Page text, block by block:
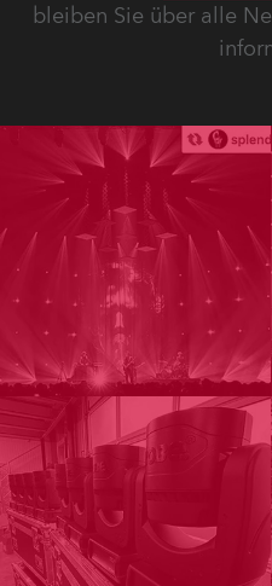
bleiben Sie über alle